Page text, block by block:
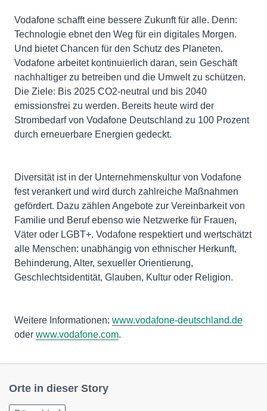
Vodafone schafft eine bessere Zukunft für alle. Denn:
Technologie ebnet den Weg für ein digitales Morgen.
Und bietet Chancen für den Schutz des Planeten.
Vodafone arbeitet kontinuierlich daran, sein Geschäft
nachhaltiger zu betreiben und die Umwelt zu schützen.
Die Ziele: Bis 2025 CO2-neutral und bis 2040
emissionsfrei zu werden. Bereits heute wird der
Strombedarf von Vodafone Deutschland zu 100 Prozent
durch erneuerbare Energien gedeckt.
Diversität ist in der Unternehmenskultur von Vodafone
fest verankert und wird durch zahlreiche Maßnahmen
gefördert. Dazu zählen Angebote zur Vereinbarkeit von
Familie und Beruf ebenso wie Netzwerke für Frauen,
Väter oder LGBT+. Vodafone respektiert und wertschätzt
alle Menschen: unabhängig von ethnischer Herkunft,
Behinderung, Alter, sexueller Orientierung,
Geschlechtsidentität, Glauben, Kultur oder Religion.
Weitere Informationen: www.vodafone-deutschland.de
oder www.vodafone.com.
Orte in dieser Story